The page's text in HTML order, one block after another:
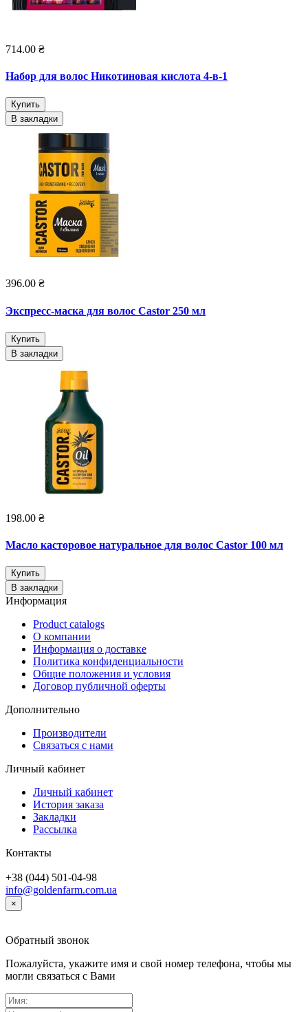
714.00 ₴
Набор для волос Никотиновая кислота 4-в-1
Купить
В закладки
396.00 ₴
Экспресс-маска для волос Castor 250 мл
Купить
В закладки
198.00 ₴
Масло касторовое натуральное для волос Castor 100 мл
Купить
В закладки
Информация
Product catalogs
О компании
Информация о доставке
Политика конфиденциальности
Общие положения и условия
Договор публичной оферты
Дополнительно
Производители
Связаться с нами
Личный кабинет
Личный кабинет
История заказа
Закладки
Рассылка
Контакты
+38 (044) 501-04-98
info@goldenfarm.com.ua
×
Обратный звонок
Пожалуйста, укажите имя и свой номер телефона, чтобы мы
могли связаться с Вами